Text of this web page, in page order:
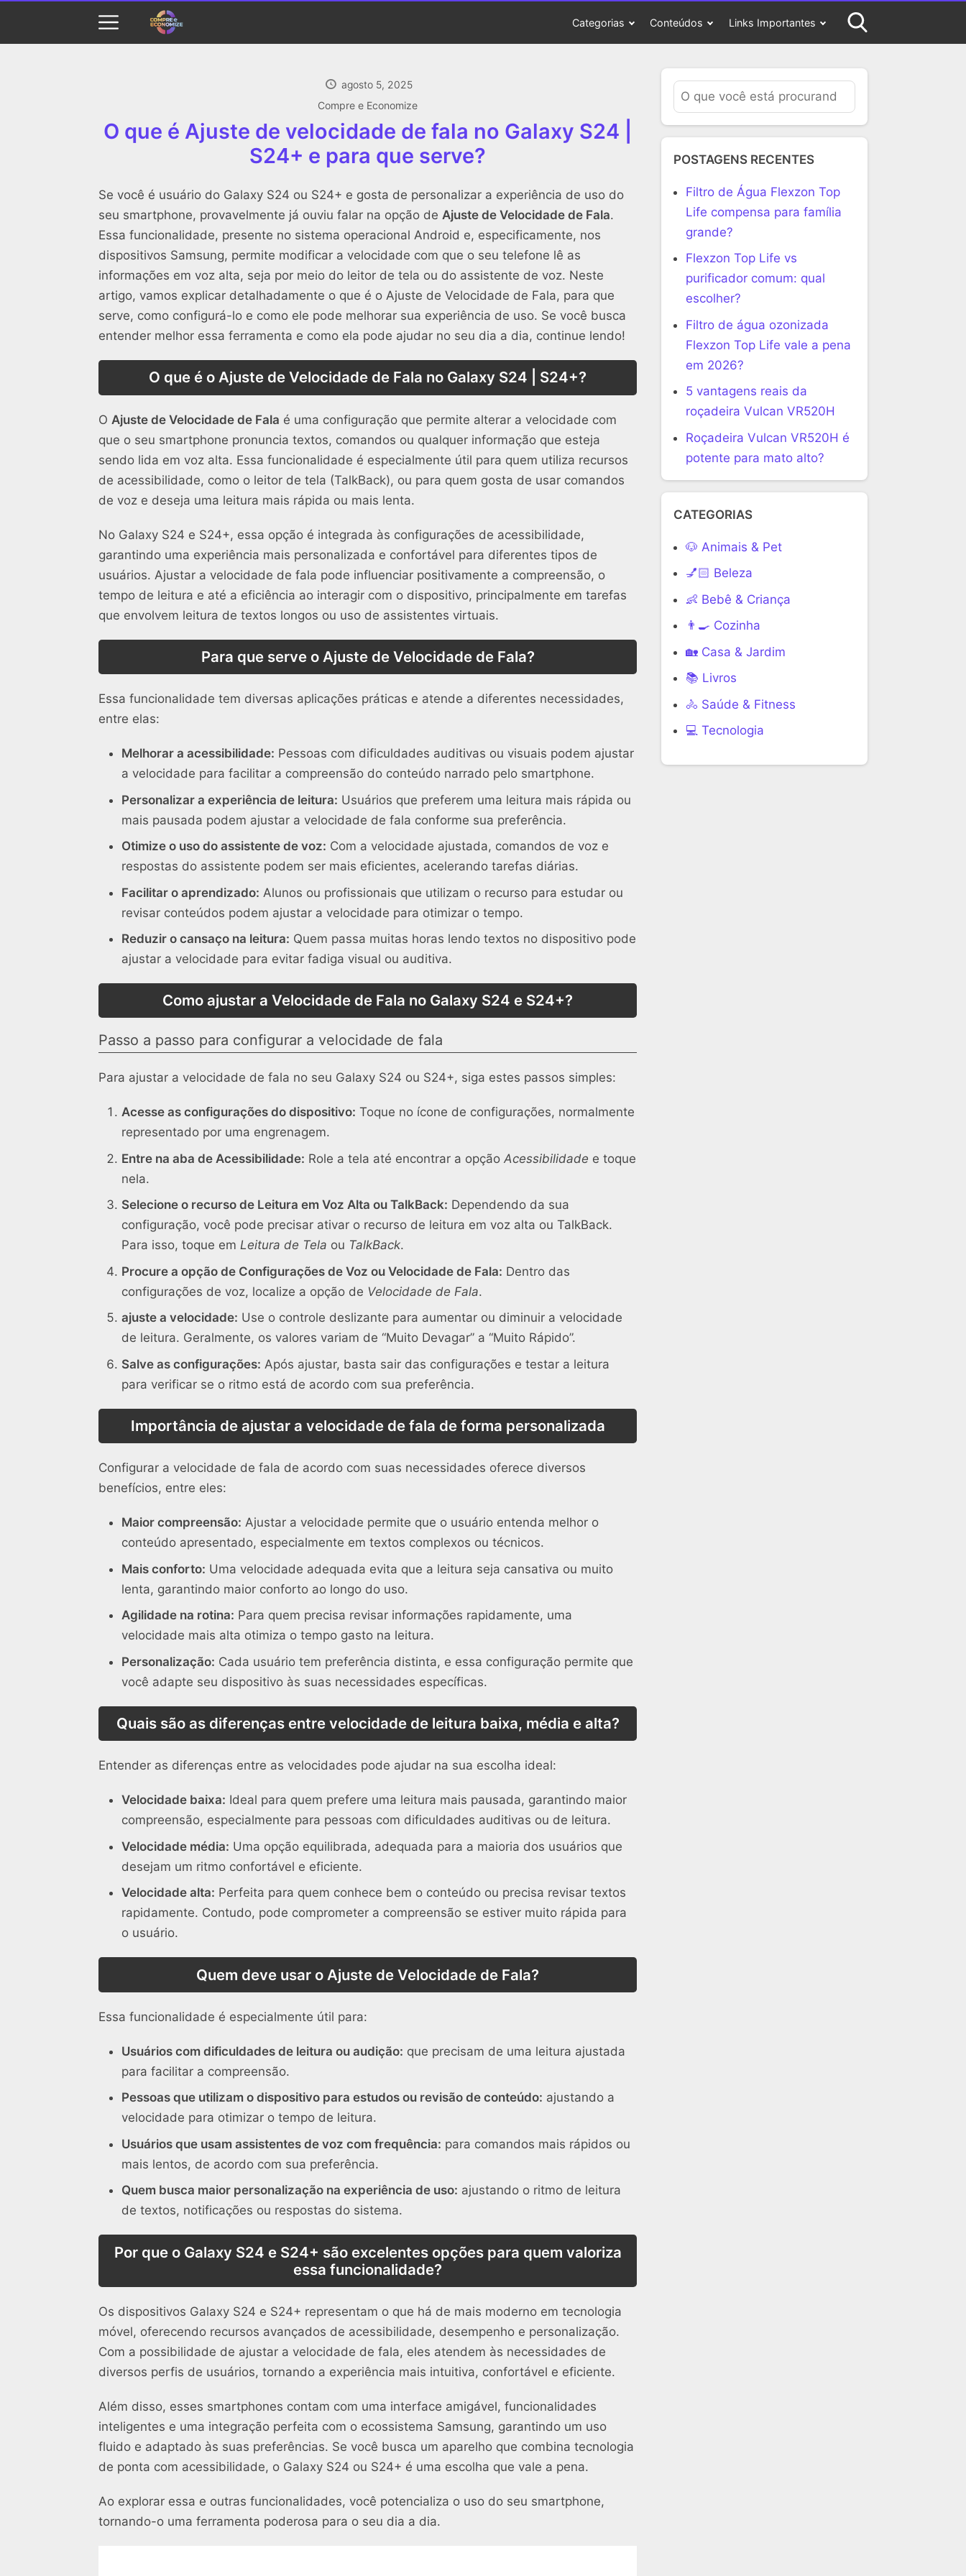
Categorias Conteúdos Links Importantes
agosto 5, 2025
Compre e Economize
O que é Ajuste de velocidade de fala no Galaxy S24 |
S24+ e para que serve?
Se você é usuário do Galaxy S24 ou S24+ e gosta de personalizar a experiência de uso do
seu smartphone, provavelmente já ouviu falar na opção de Ajuste de Velocidade de Fala.
Essa funcionalidade, presente no sistema operacional Android e, especificamente, nos
dispositivos Samsung, permite modificar a velocidade com que o seu telefone lê as
informações em voz alta, seja por meio do leitor de tela ou do assistente de voz. Neste
artigo, vamos explicar detalhadamente o que é o Ajuste de Velocidade de Fala, para que
serve, como configurá-lo e como ele pode melhorar sua experiência de uso. Se você busca
entender melhor essa ferramenta e como ela pode ajudar no seu dia a dia, continue lendo!
O que é o Ajuste de Velocidade de Fala no Galaxy S24 | S24+?
O Ajuste de Velocidade de Fala é uma configuração que permite alterar a velocidade com
que o seu smartphone pronuncia textos, comandos ou qualquer informação que esteja
sendo lida em voz alta. Essa funcionalidade é especialmente útil para quem utiliza recursos
de acessibilidade, como o leitor de tela (TalkBack), ou para quem gosta de usar comandos
de voz e deseja uma leitura mais rápida ou mais lenta.
No Galaxy S24 e S24+, essa opção é integrada às configurações de acessibilidade,
garantindo uma experiência mais personalizada e confortável para diferentes tipos de
usuários. Ajustar a velocidade de fala pode influenciar positivamente a compreensão, o
tempo de leitura e até a eficiência ao interagir com o dispositivo, principalmente em tarefas
que envolvem leitura de textos longos ou uso de assistentes virtuais.
Para que serve o Ajuste de Velocidade de Fala?
Essa funcionalidade tem diversas aplicações práticas e atende a diferentes necessidades,
entre elas:
Melhorar a acessibilidade: Pessoas com dificuldades auditivas ou visuais podem ajustar
a velocidade para facilitar a compreensão do conteúdo narrado pelo smartphone.
Personalizar a experiência de leitura: Usuários que preferem uma leitura mais rápida ou
mais pausada podem ajustar a velocidade de fala conforme sua preferência.
Otimize o uso do assistente de voz: Com a velocidade ajustada, comandos de voz e
respostas do assistente podem ser mais eficientes, acelerando tarefas diárias.
Facilitar o aprendizado: Alunos ou profissionais que utilizam o recurso para estudar ou
revisar conteúdos podem ajustar a velocidade para otimizar o tempo.
Reduzir o cansaço na leitura: Quem passa muitas horas lendo textos no dispositivo pode
ajustar a velocidade para evitar fadiga visual ou auditiva.
Como ajustar a Velocidade de Fala no Galaxy S24 e S24+?
Passo a passo para configurar a velocidade de fala
Para ajustar a velocidade de fala no seu Galaxy S24 ou S24+, siga estes passos simples:
Acesse as configurações do dispositivo: Toque no ícone de configurações, normalmente
representado por uma engrenagem.
Entre na aba de Acessibilidade: Role a tela até encontrar a opção Acessibilidade e toque
nela.
Selecione o recurso de Leitura em Voz Alta ou TalkBack: Dependendo da sua
configuração, você pode precisar ativar o recurso de leitura em voz alta ou TalkBack.
Para isso, toque em Leitura de Tela ou TalkBack.
Procure a opção de Configurações de Voz ou Velocidade de Fala: Dentro das
configurações de voz, localize a opção de Velocidade de Fala.
ajuste a velocidade: Use o controle deslizante para aumentar ou diminuir a velocidade
de leitura. Geralmente, os valores variam de “Muito Devagar” a “Muito Rápido”.
Salve as configurações: Após ajustar, basta sair das configurações e testar a leitura
para verificar se o ritmo está de acordo com sua preferência.
Importância de ajustar a velocidade de fala de forma personalizada
Configurar a velocidade de fala de acordo com suas necessidades oferece diversos
benefícios, entre eles:
Maior compreensão: Ajustar a velocidade permite que o usuário entenda melhor o
conteúdo apresentado, especialmente em textos complexos ou técnicos.
Mais conforto: Uma velocidade adequada evita que a leitura seja cansativa ou muito
lenta, garantindo maior conforto ao longo do uso.
Agilidade na rotina: Para quem precisa revisar informações rapidamente, uma
velocidade mais alta otimiza o tempo gasto na leitura.
Personalização: Cada usuário tem preferência distinta, e essa configuração permite que
você adapte seu dispositivo às suas necessidades específicas.
Quais são as diferenças entre velocidade de leitura baixa, média e alta?
Entender as diferenças entre as velocidades pode ajudar na sua escolha ideal:
Velocidade baixa: Ideal para quem prefere uma leitura mais pausada, garantindo maior
compreensão, especialmente para pessoas com dificuldades auditivas ou de leitura.
Velocidade média: Uma opção equilibrada, adequada para a maioria dos usuários que
desejam um ritmo confortável e eficiente.
Velocidade alta: Perfeita para quem conhece bem o conteúdo ou precisa revisar textos
rapidamente. Contudo, pode comprometer a compreensão se estiver muito rápida para
o usuário.
Quem deve usar o Ajuste de Velocidade de Fala?
Essa funcionalidade é especialmente útil para:
Usuários com dificuldades de leitura ou audição: que precisam de uma leitura ajustada
para facilitar a compreensão.
Pessoas que utilizam o dispositivo para estudos ou revisão de conteúdo: ajustando a
velocidade para otimizar o tempo de leitura.
Usuários que usam assistentes de voz com frequência: para comandos mais rápidos ou
mais lentos, de acordo com sua preferência.
Quem busca maior personalização na experiência de uso: ajustando o ritmo de leitura
de textos, notificações ou respostas do sistema.
Por que o Galaxy S24 e S24+ são excelentes opções para quem valoriza
essa funcionalidade?
Os dispositivos Galaxy S24 e S24+ representam o que há de mais moderno em tecnologia
móvel, oferecendo recursos avançados de acessibilidade, desempenho e personalização.
Com a possibilidade de ajustar a velocidade de fala, eles atendem às necessidades de
diversos perfis de usuários, tornando a experiência mais intuitiva, confortável e eficiente.
Além disso, esses smartphones contam com uma interface amigável, funcionalidades
inteligentes e uma integração perfeita com o ecossistema Samsung, garantindo um uso
fluido e adaptado às suas preferências. Se você busca um aparelho que combina tecnologia
de ponta com acessibilidade, o Galaxy S24 ou S24+ é uma escolha que vale a pena.
Ao explorar essa e outras funcionalidades, você potencializa o uso do seu smartphone,
tornando-o uma ferramenta poderosa para o seu dia a dia.
POSTAGENS RECENTES
Filtro de Água Flexzon Top
Life compensa para família
grande?
Flexzon Top Life vs
purificador comum: qual
escolher?
Filtro de água ozonizada
Flexzon Top Life vale a pena
em 2026?
5 vantagens reais da
roçadeira Vulcan VR520H
Roçadeira Vulcan VR520H é
potente para mato alto?
CATEGORIAS
🐶 Animais & Pet
💅🏻 Beleza
👶 Bebê & Criança
👨‍🍳 Cozinha
🏡 Casa & Jardim
📚 Livros
🚴 Saúde & Fitness
‍💻 Tecnologia